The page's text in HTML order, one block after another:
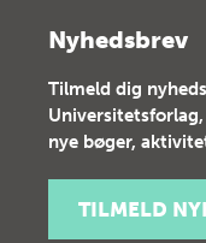
Nyhedsbrev
Tilmeld dig
nye bøger,
TILMELD